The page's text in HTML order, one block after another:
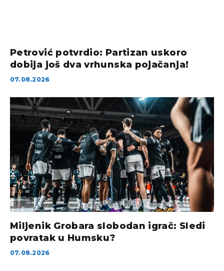
Petrović potvrdio: Partizan uskoro
dobija još dva vrhunska pojačanja!
07.08.2026
Miljenik Grobara slobodan igrač: Sledi
povratak u Humsku?
07.08.2026